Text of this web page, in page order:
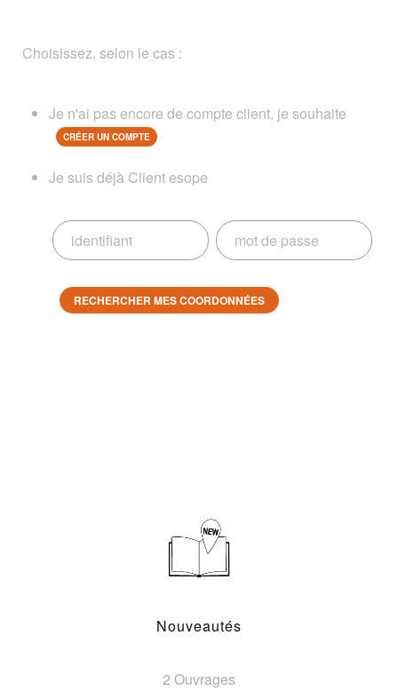
Choisissez, selon le cas :
Je n'ai pas encore de compte client, je souhaite
CRÉER UN COMPTE
Je suis déjà Client esope
RECHERCHER MES COORDONNÉES
Nouveautés
2 Ouvrages